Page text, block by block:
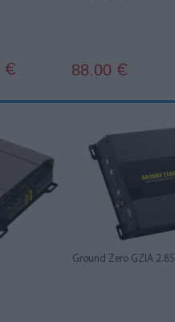
€ 88.00 €
Ground Zero GZIA 2.85